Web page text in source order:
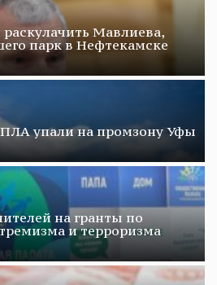
Мавлиева,
парк в Нефтекамске
упали на промзону Уфы
на гранты по
и терроризма